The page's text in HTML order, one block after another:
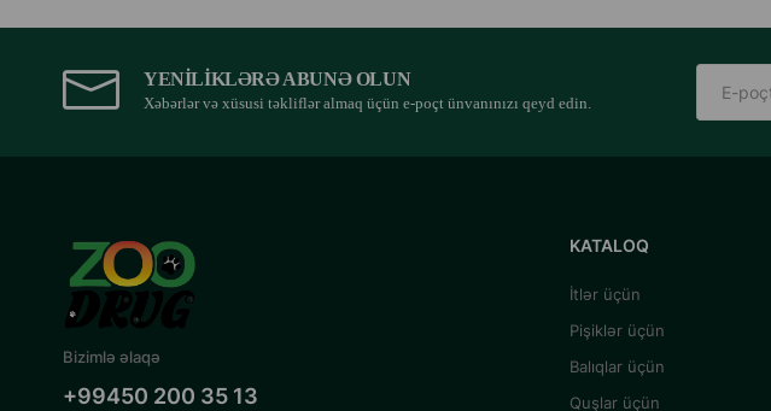
YENILIKLƏRƏ ABUNƏ OLUN
Xəbərlər və xüsusi təkliflər almaq üçün e-poçt ünvanınızı qeyd edin.
Bizimlə əlaqə
+99450 200 35 13
KATALOQ
İtlər üçün
Pişiklər üçün
Balıqlar üçün
Quşlar üçün